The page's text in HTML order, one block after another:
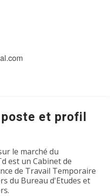
et profil
le marché du
est un Cabinet de
de Travail Temporaire
du Bureau d'Etudes et